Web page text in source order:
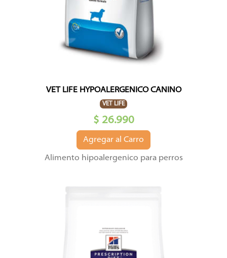
VET LIFE HYPOALERGENICO CANINO
VET LIFE
$ 26.990
Agregar al Carro
Alimento hipoalergenico para perros